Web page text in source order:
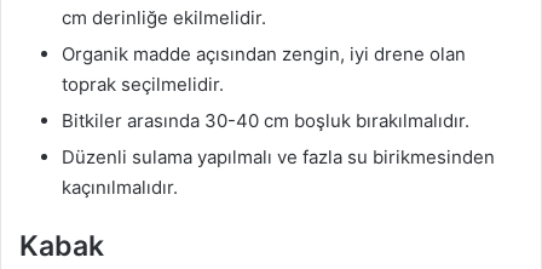
cm derinliğe ekilmelidir.
Organik madde açısından zengin, iyi drene olan
toprak seçilmelidir.
Bitkiler arasında 30-40 cm boşluk bırakılmalıdır.
Düzenli sulama yapılmalı ve fazla su birikmesinden
kaçınılmalıdır.
Kabak